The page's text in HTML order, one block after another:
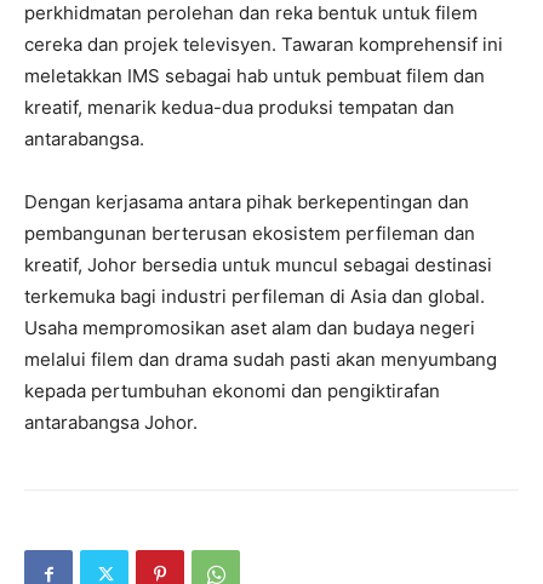
perkhidmatan perolehan dan reka bentuk untuk filem
cereka dan projek televisyen. Tawaran komprehensif ini
meletakkan IMS sebagai hab untuk pembuat filem dan
kreatif, menarik kedua-dua produksi tempatan dan
antarabangsa.
Dengan kerjasama antara pihak berkepentingan dan
pembangunan berterusan ekosistem perfileman dan
kreatif, Johor bersedia untuk muncul sebagai destinasi
terkemuka bagi industri perfileman di Asia dan global.
Usaha mempromosikan aset alam dan budaya negeri
melalui filem dan drama sudah pasti akan menyumbang
kepada pertumbuhan ekonomi dan pengiktirafan
antarabangsa Johor.